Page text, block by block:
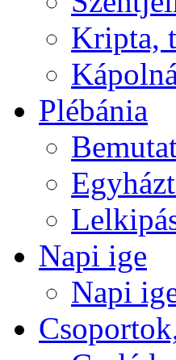
Kripta,
Plébánia
Napi ige
Napi